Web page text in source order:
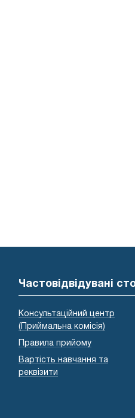
Частовідвідувані
Консультаційний центр
(Приймальна комісія)
Правила прийому
Вартість навчання та
реквізити